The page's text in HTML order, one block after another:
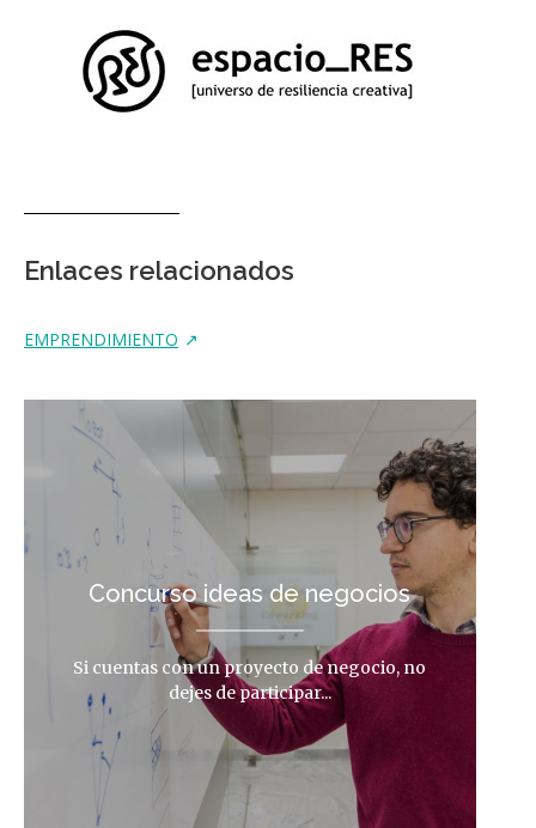
Enlaces relacionados
EMPRENDIMIENTO
Concurso ideas de negocios
Si cuentas con un proyecto de negocio, no
dejes de participar...